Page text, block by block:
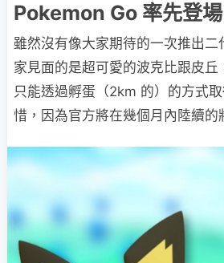
Pokemon Go 率先登場
雖然沒有像大家期待的一次推出
家見面的是超可愛的波克比跟皮
只能透過孵蛋（2km 的）的方式
惜，因為官方將在幾個月內陸續的